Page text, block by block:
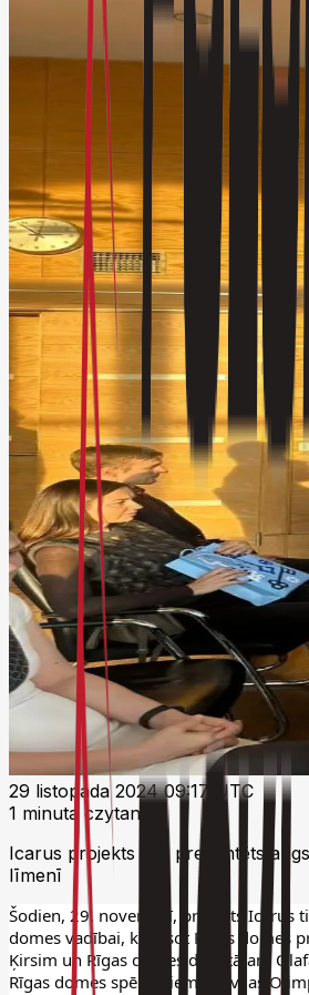
29 listopada 2024 09:17 UTC
1 minuta czytania
Icarus projekts tiek prezentēts
līmenī
Šodien, 29. novembrī, projekts Icarus
domes vadībai, klātesot Rīgas domes
Ķirsim un Rīgas domes deputātam
Rīgas domes spēlētājiem. Latvijas